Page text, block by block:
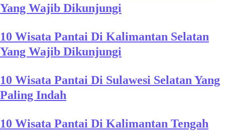
Yang Wajib Dikunjungi
10 Wisata Pantai Di Kalimantan Selatan
Yang Wajib Dikunjungi
10 Wisata Pantai Di Sulawesi Selatan Yang
Paling Indah
10 Wisata Pantai Di Kalimantan Tengah